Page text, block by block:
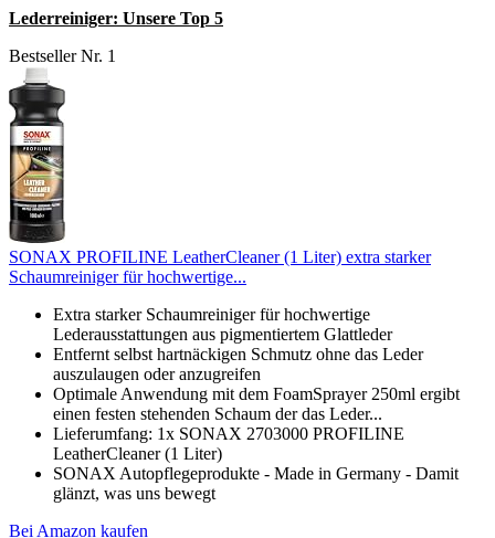
Lederreiniger: Unsere Top 5
Bestseller Nr. 1
SONAX PROFILINE LeatherCleaner (1 Liter) extra starker
Schaumreiniger für hochwertige...
Extra starker Schaumreiniger für hochwertige
Lederausstattungen aus pigmentiertem Glattleder
Entfernt selbst hartnäckigen Schmutz ohne das Leder
auszulaugen oder anzugreifen
Optimale Anwendung mit dem FoamSprayer 250ml ergibt
einen festen stehenden Schaum der das Leder...
Lieferumfang: 1x SONAX 2703000 PROFILINE
LeatherCleaner (1 Liter)
SONAX Autopflegeprodukte - Made in Germany - Damit
glänzt, was uns bewegt
Bei Amazon kaufen